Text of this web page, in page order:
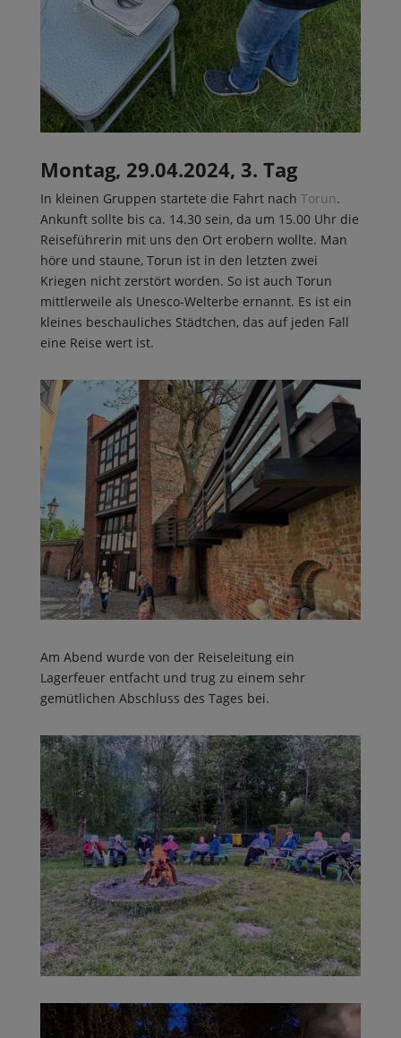
Montag, 29.04.2024, 3. Tag
In kleinen Gruppen startete die Fahrt nach Torun.
Ankunft sollte bis ca. 14.30 sein, da um 15.00 Uhr die
Reiseführerin mit uns den Ort erobern wollte. Man
höre und staune, Torun ist in den letzten zwei
Kriegen nicht zerstört worden. So ist auch Torun
mittlerweile als Unesco-Welterbe ernannt. Es ist ein
kleines beschauliches Städtchen, das auf jeden Fall
eine Reise wert ist.
Am Abend wurde von der Reiseleitung ein
Lagerfeuer entfacht und trug zu einem sehr
gemütlichen Abschluss des Tages bei.